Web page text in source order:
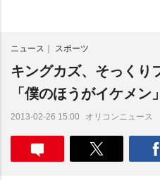
ニュース スポーツ
キングカズ、そっくり
「僕のほうがイケメン」
2013-02-26 15:00 オリコンニュース